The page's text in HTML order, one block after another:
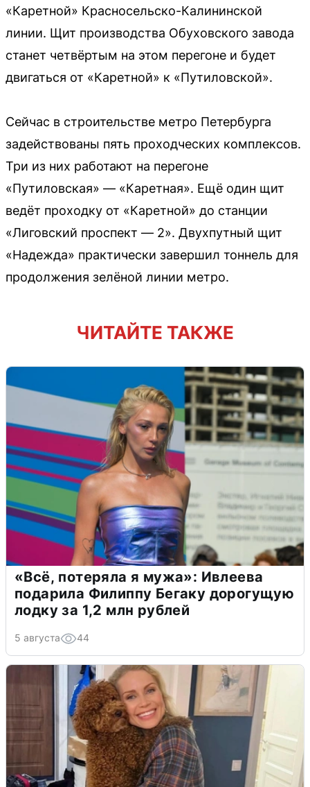
«Каретной» Красносельско-Калининской
линии. Щит производства Обуховского завода
станет четвёртым на этом перегоне и будет
двигаться от «Каретной» к «Путиловской».
Сейчас в строительстве метро Петербурга
задействованы пять проходческих комплексов.
Три из них работают на перегоне
«Путиловская» — «Каретная». Ещё один щит
ведёт проходку от «Каретной» до станции
«Лиговский проспект — 2». Двухпутный щит
«Надежда» практически завершил тоннель для
продолжения зелёной линии метро.
ЧИТАЙТЕ ТАКЖЕ
«Всё, потеряла я мужа»: Ивлеева
подарила Филиппу Бегаку дорогущую
лодку за 1,2 млн рублей
5 августа 44